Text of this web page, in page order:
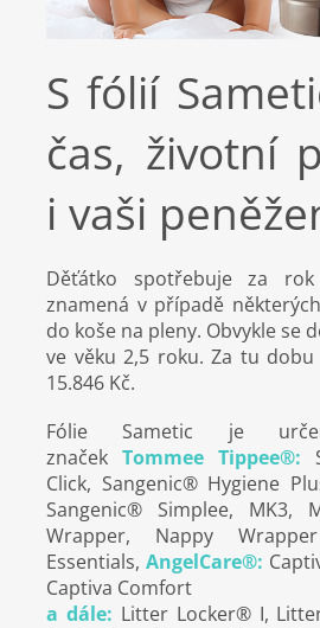
S fólií
čas, životní
i vaši
Děťátko spotřebuje za
znamená v případě
do koše na pleny. Obvykle se
ve věku 2,5 roku. Za tu
15.846 Kč.
Fólie Sametic je
značek Tommee Tippee®:
Click, Sangenic® Hygiene
Sangenic® Simplee, MK3,
Wrapper, Nappy
Essentials, AngelCare®:
Captiva Comfort
a dále: Litter Locker® I,